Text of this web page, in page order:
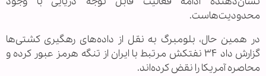
محدودیت‌هاست.
در همین حال، بلومبرگ به نقل از داده‌های رهگیری کشتی‌ها
گزارش داد ۳۴ نفتکش مرتبط با ایران از تنگه هرمز عبور کرده و
محاصره آمریکا را نقض کرده‌اند.